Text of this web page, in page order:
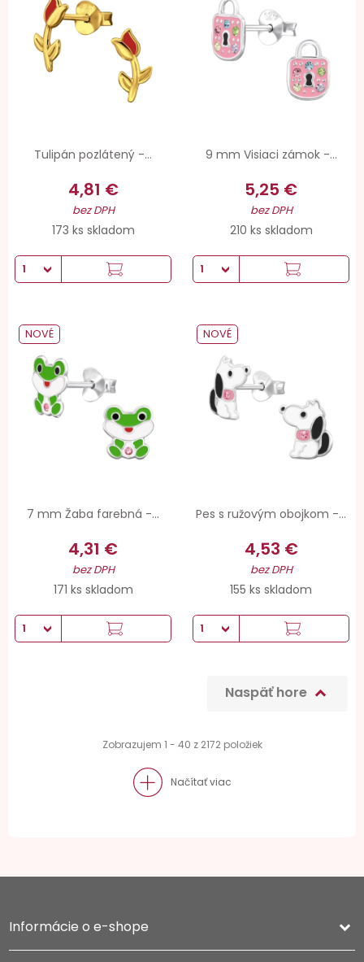
Tulipán pozlátený -...
4,81 €
bez DPH
173 ks skladom
9 mm Visiaci zámok -...
5,25 €
bez DPH
210 ks skladom
7 mm Žaba farebná -...
4,31 €
bez DPH
171 ks skladom
NOVÉ
Pes s ružovým obojkom -...
4,53 €
bez DPH
155 ks skladom
NOVÉ
Naspäť hore 
Zobrazujem 1 - 40 z 2172 položiek
Načítať viac
Informácie o e-shope keyboard_arrow_down